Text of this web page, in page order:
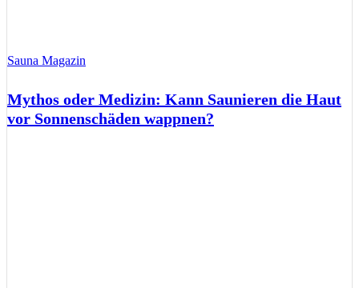
Sauna Magazin
Mythos oder Medizin: Kann Saunieren die Haut
vor Sonnenschäden wappnen?